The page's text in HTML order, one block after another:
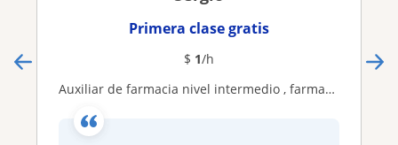
Primera clase gratis
$ 1/h
Auxiliar de farmacia nivel intermedio , farmacología basica